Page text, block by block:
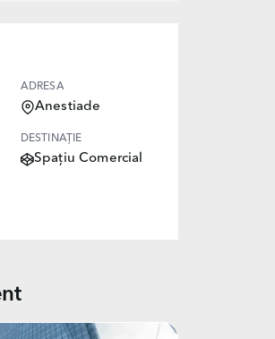
ADRESA
Anestiade
DESTINAȚIE
Spațiu Comercial